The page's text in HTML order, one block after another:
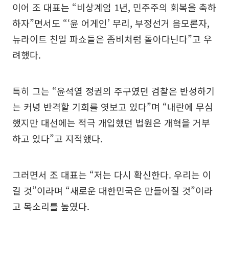
이어 조 대표는 “비상계엄 1년, 민주주의 회복을 축하
하자”면서도 “‘윤 어게인’ 무리, 부정선거 음모론자,
뉴라이트 친일 파쇼들은 좀비처럼 돌아다닌다”고 우
려했다.
특히 그는 “윤석열 정권의 주구였던 검찰은 반성하기
는 커녕 반격할 기회를 엿보고 있다”며 “내란에 무심
했지만 대선에는 적극 개입했던 법원은 개혁을 거부
하고 있다”고 지적했다.
그러면서 조 대표는 “저는 다시 확신한다. 우리는 이
길 것”이라며 “새로운 대한민국은 만들어질 것”이라
고 목소리를 높였다.